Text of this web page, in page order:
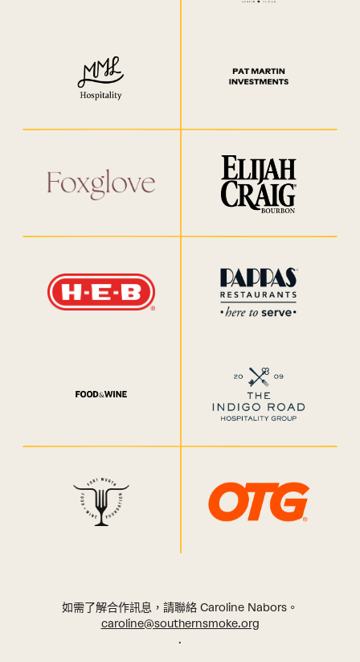
Sysco與南方煙燻基金會的合作遠不止於廚房。作為南方煙熏節
的首席贊助商，Sysco助力我們舉辦這項年度最大籌款活動，為
我們的全年工作提供資金支持。他們的承諾也延伸至最需要的時
美國運通和Resy一直是南方煙燻基金會和餐飲業的堅定支持
者。他們透過贊助南方煙熏基金會的年度活動，包括南方煙熏
節，幫助籌集關鍵資金，確保餐飲從業人員能夠獲得緊急救助和
機時期也始終挺身而出，在餐飲從業人員最需要幫助的時候提供
支持餐飲業從業人員的重要性的重視。.
自成立之初，雷克薩斯一直是南方煙燻基金會的傑出合作夥伴。
身為南方煙燻基金會標誌性活動（包括南方煙燻節和南方煙燻品
Southern Smoke 和 YETI 堪稱絕配。這家總部位於奧斯汀的品
牌多年來一直支持我們「關懷自身」的理念，並在 2022 年和
2023 年擔任 Southern Smoke 美食節的首席贊助商，之後又
還是 Southern Smoke 社區的慷慨合作夥伴，全年經常為我們
持著與我們使命相符的慷慨和熱情好客的精神。.
阿拉斯加海鮮一直是南方煙燻基金會的堅定支持者，從 2022 年
到 2024 年，作為主要贊助商，幫助南方煙燻節帶來了最優質的
金來實踐我們的使命，這體現了其對餐飲業從業人員的持續承
Tito's Handmade Vodka 和 Southern Smoke 的合作由來已
久。在新冠疫情最嚴峻的時期，他們是最早伸出援手的夥伴之
一，幫助我們加強援助受疫情重創的餐飲從業人員。 Tito's 的
McGuire Moorman Lambert Hospitality 在奧斯汀經營十幾
家餐廳，並在休士頓、阿斯彭、新奧爾良和加州等地擁有物業，
Pat Martin Investments 每年都支持 Southern Smoke 及其使
Foxglove Communications 為 Southern Smoke 提供持續的
傳。.
每年，伊萊賈·克雷格都會在「老式雞尾酒週」及其他活動中舉
杯，為南方煙燻食品公司籌款。他們的活動增強了我們支持身處
HEB一直是南方煙燻基金會不可或缺的合作夥伴，透過我們的標
誌性活動和全年項目，大力支持我們的使命。他們長期以來對南
方煙燻節和南方煙燻品鑑會的投入，為關鍵的籌款活動提供了有
Pappas Restaurants 每年都支持 Southern Smoke 及其使
務。.
南方煙燻基金會與《美食與美酒》雜誌建立了意義深遠的合作關
係，雙方都致力於支持餐飲界的發展。南方煙燻基金會是阿斯本
美食美酒節的受益者之一，該盛會不僅提升了基金會的使命，也
為產業救助籌集了關鍵資金。雙方的合作涵蓋多個項目，包括美
在諸如「醇香盛宴」（Decanted）和匯聚餐飲業專業人士的行
雜誌也持續提供編輯支持，在其各個平台上提升南方煙燻基金會
的計畫、故事和影響力。.
Indigo Road Hospitality Group 是一家在南部地區經營餐廳
業人員提供緊急救助和免費心理健康諮詢的使命。.
在達拉斯-沃斯堡地區，
識。’的為餐飲業的從業人員提供資源。.
OTG 每年都支持 Southern Smoke 及其使命，即為餐飲業從業
如需了解合作訊息，請聯絡 Caroline Nabors。
caroline@southernsmoke.org
.